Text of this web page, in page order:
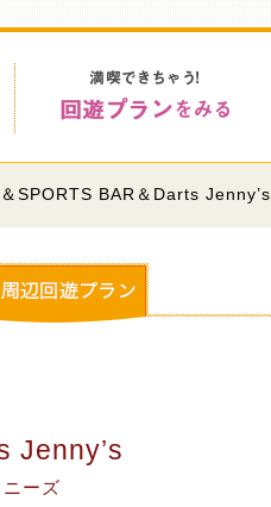
SPORTS BAR＆Darts Jenny’s
Jenny’s
ーズ